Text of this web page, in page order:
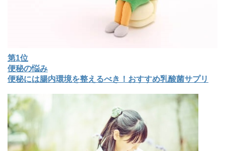
第1位
便秘の悩み
便秘には腸内環境を整えるべき！おすすめ乳酸菌サプリ